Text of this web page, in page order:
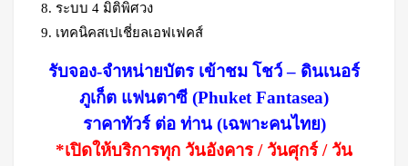
8. ระบบ 4 มิติพิศวง
9. เทคนิคสเปเชี่ยลเอฟเฟคส์
รับจอง-จำหน่ายบัตร เข้าชม โชว์ – ดินเนอร์
ภูเก็ต แฟนตาซี (Phuket Fantasea)
ราคาทัวร์ ต่อ ท่าน (เฉพาะคนไทย)
*เปิดให้บริการทุก วันอังคาร / วันศุกร์ / วัน